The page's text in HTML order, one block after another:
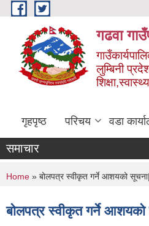
Skip to main content
गढवा
लुम्बिनी
गृहपृष्ठ परिचय वडा
समाचार
You are here
Home » बोलपत्र स्वीकृत गर्ने आशयको सूचना|
बोलपत्र स्वीकृत गर्ने